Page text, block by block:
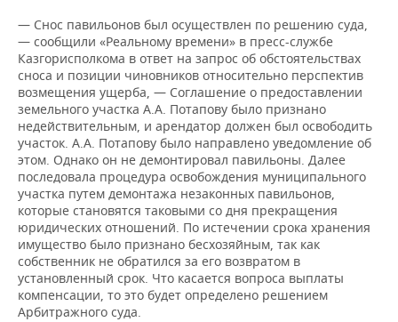
— Снос павильонов был осуществлен по решению суда,
— сообщили «Реальному времени» в пресс-службе
Казгорисполкома в ответ на запрос об обстоятельствах
сноса и позиции чиновников относительно перспектив
возмещения ущерба, — Соглашение о предоставлении
земельного участка А.А. Потапову было признано
недействительным, и арендатор должен был освободить
участок. А.А. Потапову было направлено уведомление об
этом. Однако он не демонтировал павильоны. Далее
последовала процедура освобождения муниципального
участка путем демонтажа незаконных павильонов,
которые становятся таковыми со дня прекращения
юридических отношений. По истечении срока хранения
имущество было признано бесхозяйным, так как
собственник не обратился за его возвратом в
установленный срок. Что касается вопроса выплаты
компенсации, то это будет определено решением
Арбитражного суда.